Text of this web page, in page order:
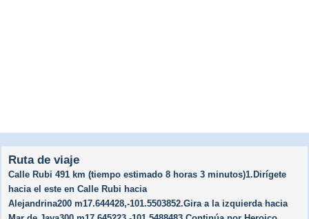
Ruta de viaje
Calle Rubi 491 km (tiempo estimado 8 horas 3 minutos)1.Dirígete
hacia el este en Calle Rubi hacia
Alejandrina200 m17.644428,-101.5503852.Gira a la izquierda hacia